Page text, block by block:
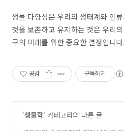
생물 다양성은 우리의 생태계와 인
것을 보존하고 유지하는 것은 우리
구의 미래를 위한 중요한 결정입니다.
공감 구독하기
'생물학' 카테고리의 다른 글